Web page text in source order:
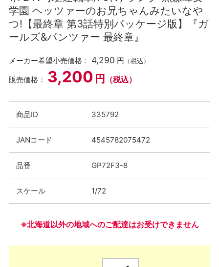
学園 ヘッツァーのお兄ちゃんみたいなや
つ!【最終章 第3話特別パッケージ版】『ガ
ールズ&パンツァー 最終章』
メーカー希望小売価格： 4,290 円 （税込）
販売価格： 3,200 円 （税込）
商品ID 335792
JANコード 4545782075472
品番 GP72F3-8
スケール 1/72
※北海道以外の地域へのご配達はお受けできません